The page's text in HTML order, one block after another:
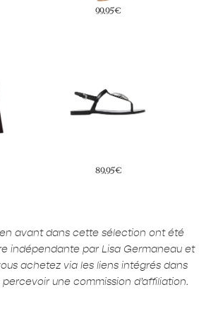
99,95€
89,95€
en avant dans cette sélection ont été
indépendante par Lisa Germaneau et
achetez via les liens intégrés dans
percevoir une commission d’affiliation.